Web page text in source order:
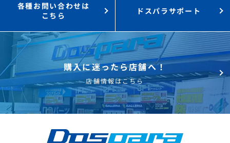
各種お問い合わせは
こちら
ドスパラサポート
購入に迷ったら店舗へ！
店舗情報はこちら